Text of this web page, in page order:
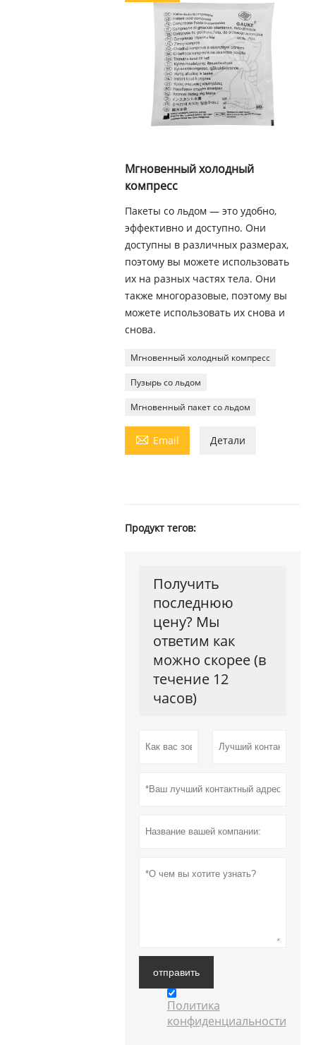
Мгновенный холодный
компресс
Пакеты со льдом — это удобно,
эффективно и доступно. Они
доступны в различных размерах,
поэтому вы можете использовать
их на разных частях тела. Они
также многоразовые, поэтому вы
можете использовать их снова и
снова.
Мгновенный холодный компресс
Пузырь со льдом
Мгновенный пакет со льдом
 Email Детали
Продукт тегов:
Получить
последнюю
цену? Мы
ответим как
можно скорее (в
течение 12
часов)
отправить
Политика
конфиденциальности